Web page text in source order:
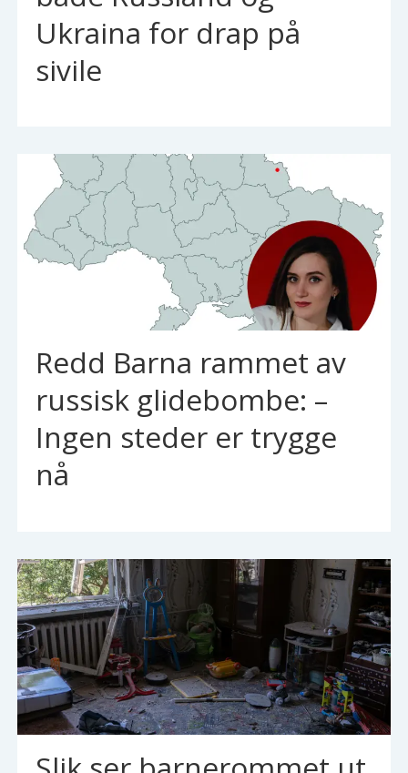
Ukraina for drap på
sivile
Redd Barna rammet av
russisk glidebombe: –
Ingen steder er trygge
nå